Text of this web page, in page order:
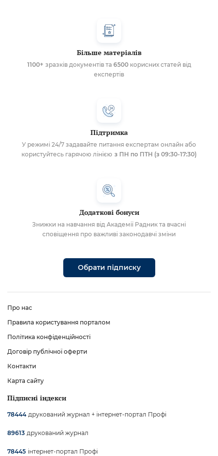
Більше матеріалів
1100+ зразків документів та 6500корисних статей від
експертів
Підтримка
У режимі 24/7 задавайте питання експертам онлайн або
користуйтесь гарячою лінією з ПН по ПТН (з 09:30-17:30)
Додаткові бонуси
Знижки на навчання від Академії Радник та вчасні
сповіщення про важливі законодавчі зміни
Обрати підписку
Про нас
Правила користування порталом
Політика конфіденційності
Договір публічної оферти
Контакти
Карта сайту
Підписні індекси
78444 друкований журнал + інтернет-портал Профі
89613 друкований журнал
78445 інтернет-портал Профі